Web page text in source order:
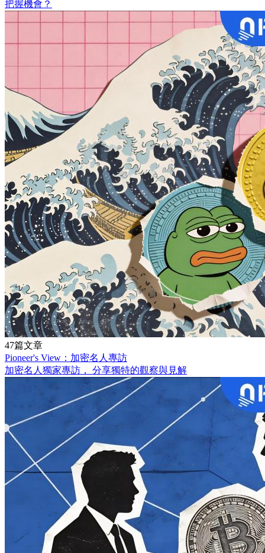
把握機會？
47篇文章
Pioneer's View：加密名人專訪
加密名人獨家專訪， 分享獨特的觀察與見解